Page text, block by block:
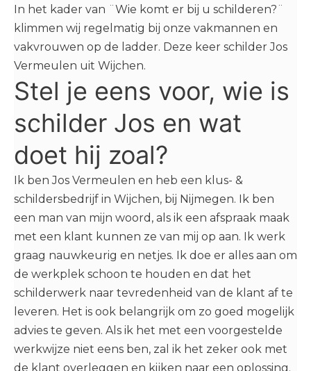
In het kader van ¨Wie komt er bij u schilderen?¨
klimmen wij regelmatig bij onze vakmannen en
vakvrouwen op de ladder. Deze keer schilder Jos
Vermeulen uit Wijchen.
Stel je eens voor, wie is
schilder Jos en wat
doet hij zoal?
Ik ben Jos Vermeulen en heb een klus- &
schildersbedrijf in Wijchen, bij Nijmegen. Ik ben
een man van mijn woord, als ik een afspraak maak
met een klant kunnen ze van mij op aan. Ik werk
graag nauwkeurig en netjes. Ik doe er alles aan om
de werkplek schoon te houden en dat het
schilderwerk naar tevredenheid van de klant af te
leveren. Het is ook belangrijk om zo goed mogelijk
advies te geven. Als ik het met een voorgestelde
werkwijze niet eens ben, zal ik het zeker ook met
de klant overleggen en kijken naar een oplossing.